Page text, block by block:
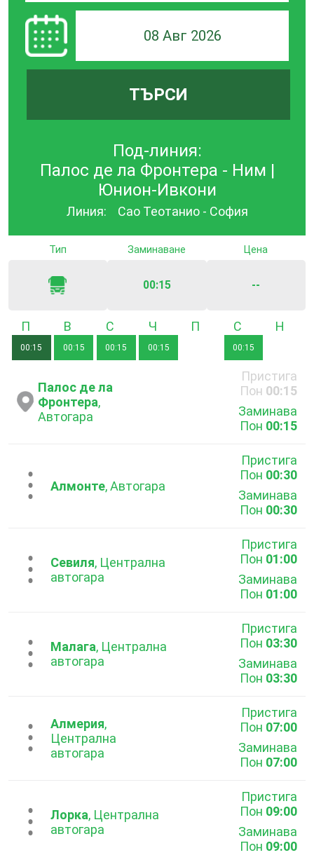
08 Авг 2026
ТЪРСИ
Под-линия:
Палос де ла Фронтера - Ним |
Юнион-Ивкони
Линия: Сао Теотанио - София
Тип Заминаване
00:15
Цена
--
Понеделник
00:15
Вторник
00:15 00:15
Четвъртък
00:15
Събота
00:15
Палос де ла
Фронтера,
Автогара
Пристига
Пон 00:15
Заминава
Пон 00:15
...Алмонте, Автогара
Пристига
Пон 00:30
Заминава
Пон 00:30
...Севиля, Централна
автогара
Пристига
Пон 01:00
Заминава
Пон 01:00
...Малага, Централна
автогара
Пристига
Пон 03:30
Заминава
Пон 03:30
...Алмерия,
Централна
автогара
Пристига
Пон 07:00
Заминава
Пон 07:00
...Лорка, Централна
автогара
Пристига
Пон 09:00
Заминава
Пон 09:00